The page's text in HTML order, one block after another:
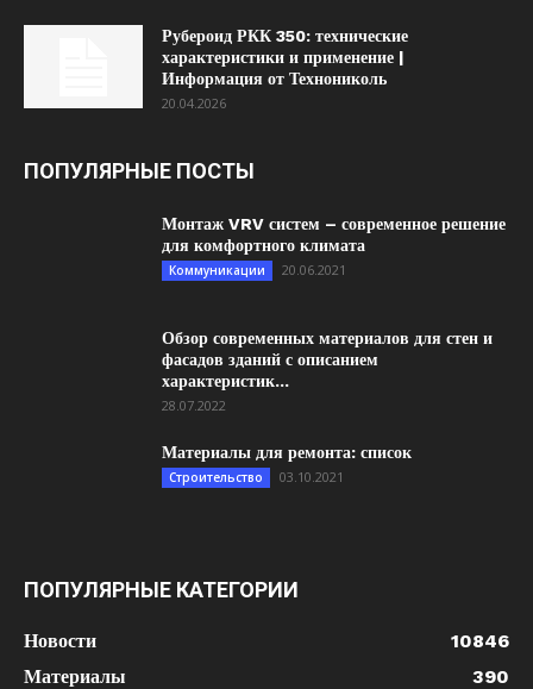
Рубероид РКК 350: технические
характеристики и применение |
Информация от Технониколь
20.04.2026
ПОПУЛЯРНЫЕ ПОСТЫ
Монтаж VRV систем – современное решение
для комфортного климата
Коммуникации 20.06.2021
Обзор современных материалов для стен и
фасадов зданий с описанием
характеристик...
28.07.2022
Материалы для ремонта: список
Строительство 03.10.2021
ПОПУЛЯРНЫЕ КАТЕГОРИИ
Новости
10846
Материалы
390